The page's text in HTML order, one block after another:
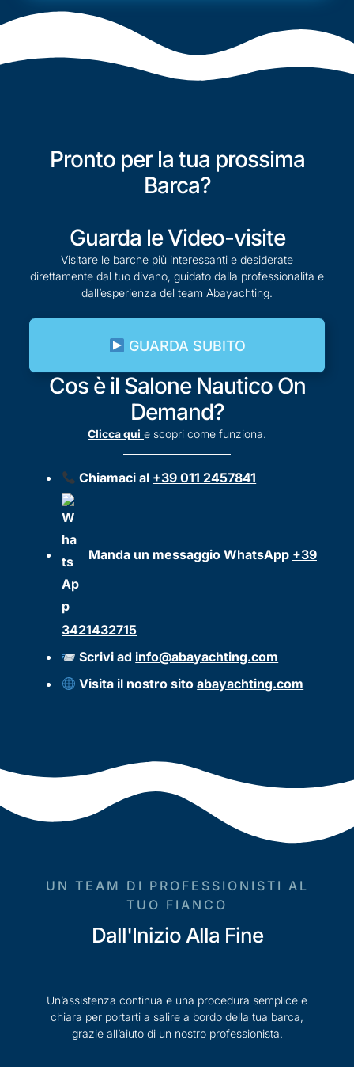
Pronto per la tua prossima
Barca?
Guarda le Video-visite
Visitare le barche più interessanti e desiderate
direttamente dal tuo divano, guidato dalla professionalità e
dall’esperienza del team Abayachting.
GUARDA SUBITO
Cos è il Salone Nautico On
Demand?
Clicca qui e scopri come funziona.
Chiamaci al +39 011 2457841
Manda un messaggio WhatsApp +39
3421432715
Scrivi ad info@abayachting.com
Visita il nostro sitoabayachting.com
UN TEAM DI PROFESSIONISTI AL
TUO FIANCO
Dall'Inizio Alla Fine
Un’assistenza continua e una procedura semplice e
chiara per portarti a salire a bordo della tua barca,
grazie all’aiuto di un nostro professionista.